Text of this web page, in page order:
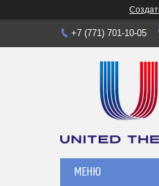
+7 (771) 701-10-05